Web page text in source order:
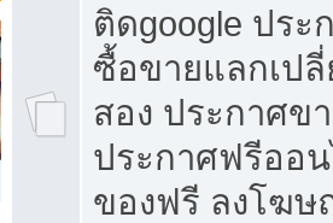
ติดgoogle ปร
ซื้อขายแลกเป
สอง ประกาศข
ประกาศฟรีออ
ของฟรี ลงโฆ